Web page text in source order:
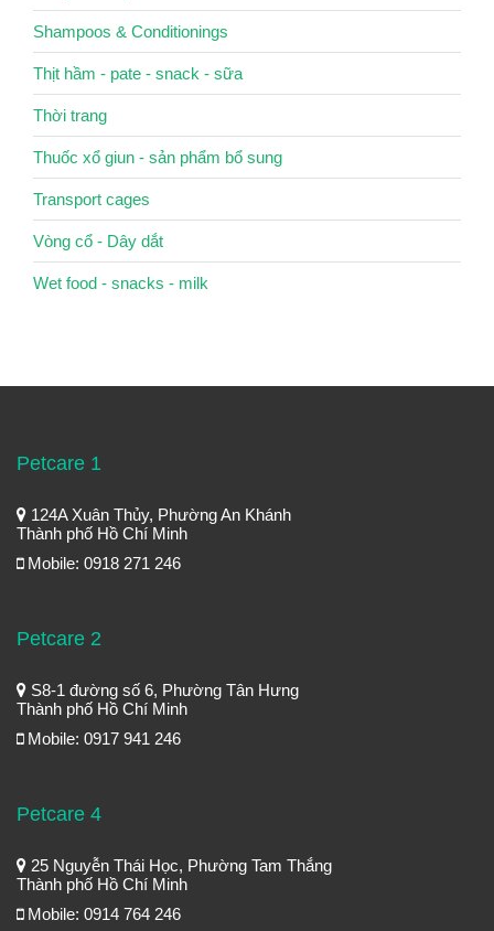
Shampoos & Conditionings
Thịt hầm - pate - snack - sữa
Thời trang
Thuốc xổ giun - sản phẩm bổ sung
Transport cages
Vòng cổ - Dây dắt
Wet food - snacks - milk
Petcare 1
124A Xuân Thủy, Phường An Khánh
Thành phố Hồ Chí Minh
Mobile: 0918 271 246
Petcare 2
S8-1 đường số 6, Phường Tân Hưng
Thành phố Hồ Chí Minh
Mobile: 0917 941 246
Petcare 4
25 Nguyễn Thái Học, Phường Tam Thắng
Thành phố Hồ Chí Minh
Mobile: 0914 764 246